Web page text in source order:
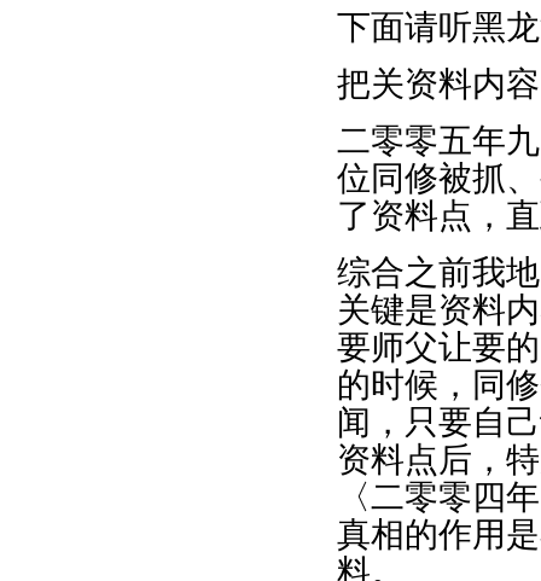
下面请听黑
把关资料内容
二零零五年
位同修被抓
了资料点，
综合之前我
关键是资料
要师父让要
的时候，同
闻，只要自
资料点后，
〈二零零四
真相的作用
料。